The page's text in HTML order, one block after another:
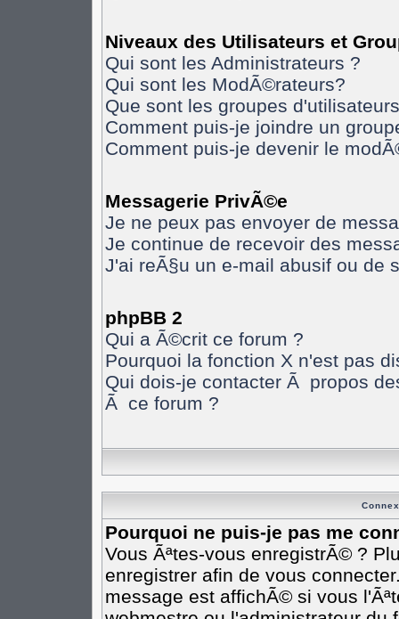
Niveaux des Utilisateurs et
Qui sont les Administrateurs ?
Qui sont les ModÃ©rateurs?
Que sont les groupes
Comment puis-je joindre un
Comment puis-je devenir le
Messagerie PrivÃ©e
Je ne peux pas envoyer de
Je continue de recevoir des
J'ai reÃ§u un e-mail abusif ou de
phpBB 2
Qui a Ã©crit ce forum ?
Pourquoi la fonction X n'est pas
Qui dois-je contacter Ã propos
Ã ce forum ?
Pourquoi ne puis-je pas me
Vous Ãªtes-vous enregistrÃ© ?
enregistrer afin de vous
message est affichÃ© si vous